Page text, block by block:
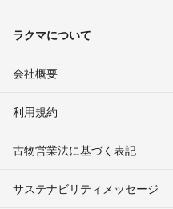
ラクマについて
会社概要
利用規約
古物営業法に基づく表記
サステナビリティメッセージ